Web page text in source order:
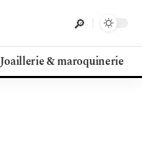
Joaillerie & maroquinerie